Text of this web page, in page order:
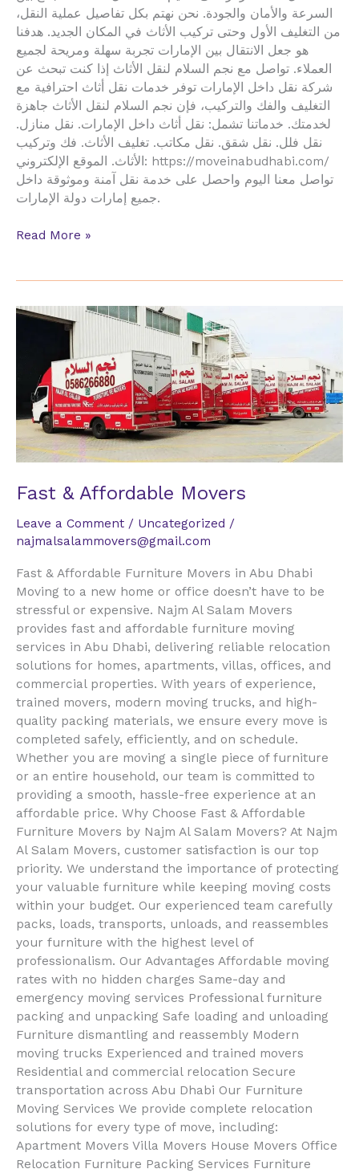
السرعة والأمان والجودة. نحن نهتم بكل تفاصيل عملية النقل،
من التغليف الأول وحتى تركيب الأثاث في المكان الجديد. هدفنا
هو جعل الانتقال بين الإمارات تجربة سهلة ومريحة لجميع
العملاء. تواصل مع نجم السلام لنقل الأثاث إذا كنت تبحث عن
شركة نقل داخل الإمارات توفر خدمات نقل أثاث احترافية مع
التغليف والفك والتركيب، فإن نجم السلام لنقل الأثاث جاهزة
لخدمتك. خدماتنا تشمل: نقل أثاث داخل الإمارات. نقل منازل.
نقل فلل. نقل شقق. نقل مكاتب. تغليف الأثاث. فك وتركيب
الأثاث. الموقع الإلكتروني: https://moveinabudhabi.com/
تواصل معنا اليوم واحصل على خدمة نقل آمنة وموثوقة داخل
جميع إمارات دولة الإمارات.
Read More »
Fast & Affordable Movers
Leave a Comment / Uncategorized /
najmalsalammovers@gmail.com
Fast & Affordable Furniture Movers in Abu Dhabi
Moving to a new home or office doesn’t have to be
stressful or expensive. Najm Al Salam Movers
provides fast and affordable furniture moving
services in Abu Dhabi, delivering reliable relocation
solutions for homes, apartments, villas, offices, and
commercial properties. With years of experience,
trained movers, modern moving trucks, and high-
quality packing materials, we ensure every move is
completed safely, efficiently, and on schedule.
Whether you are moving a single piece of furniture
or an entire household, our team is committed to
providing a smooth, hassle-free experience at an
affordable price. Why Choose Fast & Affordable
Furniture Movers by Najm Al Salam Movers? At Najm
Al Salam Movers, customer satisfaction is our top
priority. We understand the importance of protecting
your valuable furniture while keeping moving costs
within your budget. Our experienced team carefully
packs, loads, transports, unloads, and reassembles
your furniture with the highest level of
professionalism. Our Advantages Affordable moving
rates with no hidden charges Same-day and
emergency moving services Professional furniture
packing and unpacking Safe loading and unloading
Furniture dismantling and reassembly Modern
moving trucks Experienced and trained movers
Residential and commercial relocation Secure
transportation across Abu Dhabi Our Furniture
Moving Services We provide complete relocation
solutions for every type of move, including:
Apartment Movers Villa Movers House Movers Office
Relocation Furniture Packing Services Furniture
Fast
Affordable
Movers